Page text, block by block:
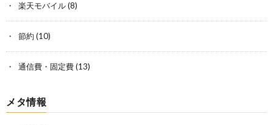
楽天モバイル(8)
節約 (10)
通信費・固定費(13)
メタ情報